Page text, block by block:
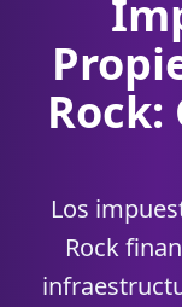
Los
Rock